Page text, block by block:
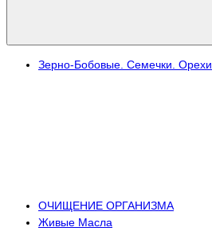
Зерно-Бобовые. Семечки. Орехи
ОЧИЩЕНИЕ ОРГАНИЗМА
Живые Масла